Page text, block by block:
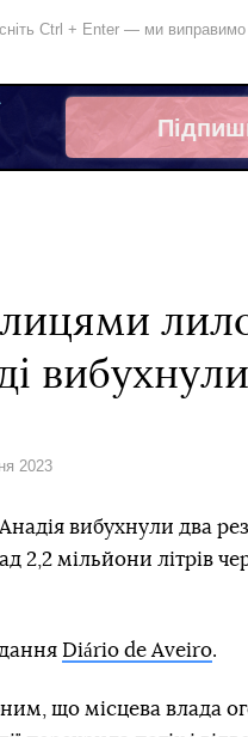
Ctrl + Enter — ми виправимо
2023
Анадія вибухнули два
2,2 мільйони літрів
Diário de Aveiro.
що місцева влада